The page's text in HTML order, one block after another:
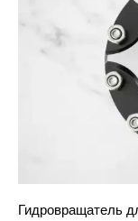
Гидровращатель